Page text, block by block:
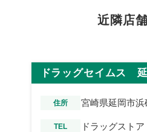
近隣店
ドラッグセイムス
住所 宮崎県延岡市
TEL
ドラッグストア